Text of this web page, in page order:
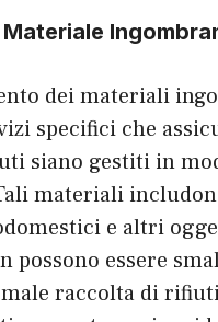
dei materiali
specifici che
siano gestiti in
materiali
e altri
possono essere
raccolta di